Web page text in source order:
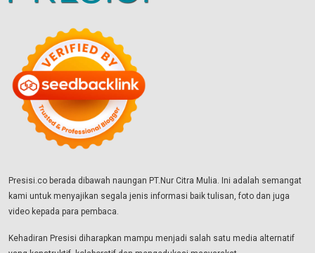
Presisi.co berada dibawah naungan PT.Nur Citra Mulia. Ini adalah semangat
kami untuk menyajikan segala jenis informasi baik tulisan, foto dan juga
video kepada para pembaca.
Kehadiran Presisi diharapkan mampu menjadi salah satu media alternatif